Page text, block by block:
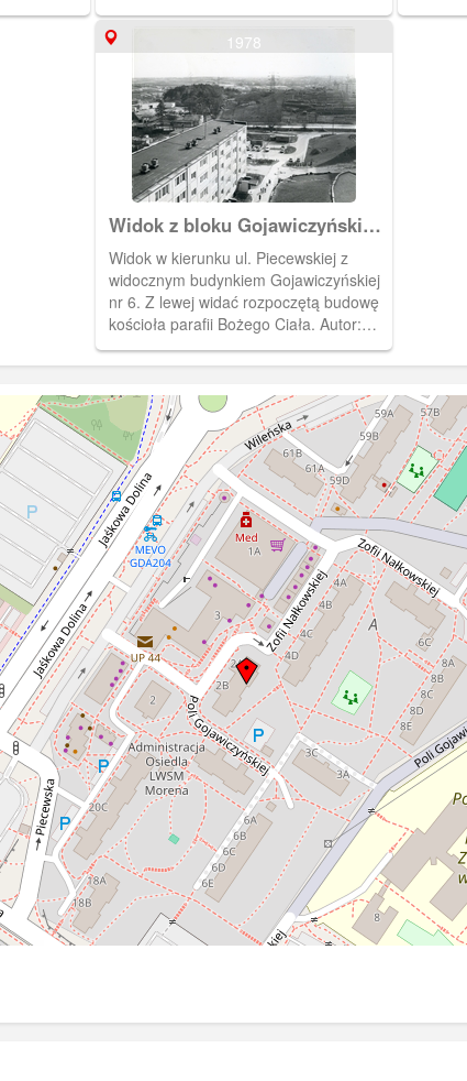
1978
Widok z bloku Gojawiczyńskiej
4 w stronę Piecewskiej
Widok w kierunku ul. Piecewskiej z
widocznym budynkiem Gojawiczyńskiej
nr 6. Z lewej widać rozpoczętą budowę
kościoła parafii Bożego Ciała. Autor:
Marek Kaliszczak